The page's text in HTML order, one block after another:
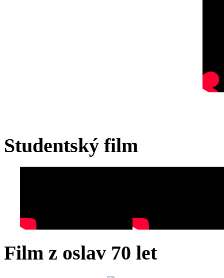
Studentský film
Film z oslav 70 let